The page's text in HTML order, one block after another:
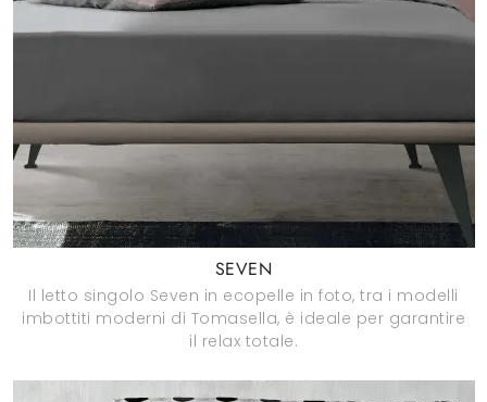
SEVEN
Il letto singolo Seven in ecopelle in foto, tra i modelli
imbottiti moderni di Tomasella, è ideale per garantire
il relax totale.